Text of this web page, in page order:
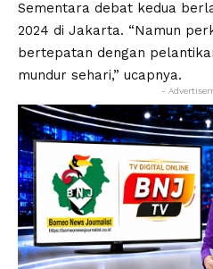
Sementara debat kedua
2024 di Jakarta. “Namun
bertepatan dengan
mundur sehari,” ucapnya.
-